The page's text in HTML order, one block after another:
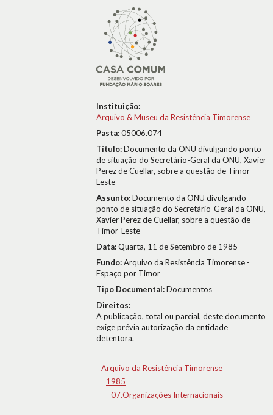
Instituição:
Arquivo & Museu da Resistência Timorense
Pasta:05006.074
Título:Documento da ONU divulgando ponto
de situação do Secretário-Geral da ONU, Xavier
Perez de Cuellar, sobre a questão de Timor-
Leste
Assunto:Documento da ONU divulgando
ponto de situação do Secretário-Geral da ONU,
Xavier Perez de Cuellar, sobre a questão de
Timor-Leste
Data:Quarta, 11 de Setembro de 1985
Fundo:Arquivo da Resistência Timorense -
Espaço por Timor
Tipo Documental:Documentos
Direitos:
A publicação, total ou parcial, deste documento
exige prévia autorização da entidade
detentora.
Arquivo da Resistência Timorense
1985
07.Organizações Internacionais